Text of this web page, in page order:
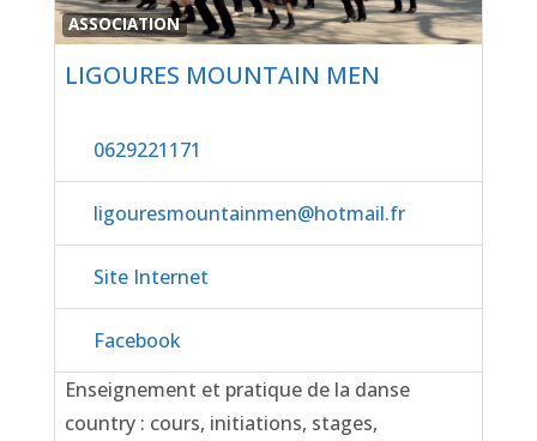
ASSOCIATION
LIGOURES MOUNTAIN MEN
0629221171
ligouresmountainmen@hotmail.fr
Site Internet
Facebook
Enseignement et pratique de la danse
country : cours, initiations, stages,